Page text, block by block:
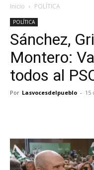
Inicio POLÍTICA
POLÍTICA
Sánchez,
Montero:
todos al
Por Lasvocesdelpueblo - 15